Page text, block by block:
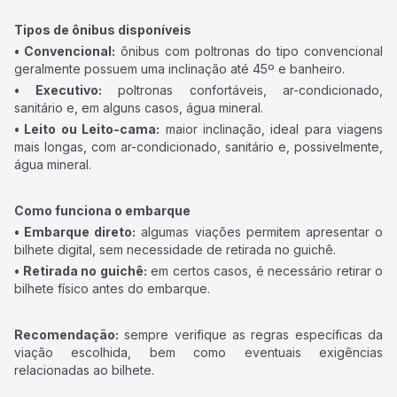
Tipos de ônibus disponíveis
• Convencional: ônibus com poltronas do tipo convencional
geralmente possuem uma inclinação até 45º e banheiro.
• Executivo: poltronas confortáveis, ar-condicionado,
sanitário e, em alguns casos, água mineral.
• Leito ou Leito-cama: maior inclinação, ideal para viagens
mais longas, com ar-condicionado, sanitário e, possivelmente,
água mineral.
Como funciona o embarque
• Embarque direto: algumas viações permitem apresentar o
bilhete digital, sem necessidade de retirada no guichê.
• Retirada no guichê: em certos casos, é necessário retirar o
bilhete físico antes do embarque.
Recomendação: sempre verifique as regras específicas da
viação escolhida, bem como eventuais exigências
relacionadas ao bilhete.